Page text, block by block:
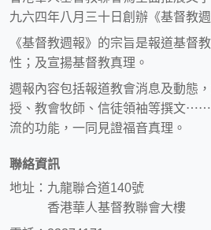
九六四年八月三十日創辦《基督教週
《基督教週報》的宗旨是報道基督
性；及宣揚基督教真理。
週報內容包括報道教會消息及動態
授、教會牧師、信徒領袖等撰文
流的功能，一同見證福音真理。
聯絡資訊
地址：九龍聯合道140號
香港華人基督教聯會大樓